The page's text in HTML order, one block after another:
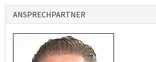
ANSPRECHPARTNER